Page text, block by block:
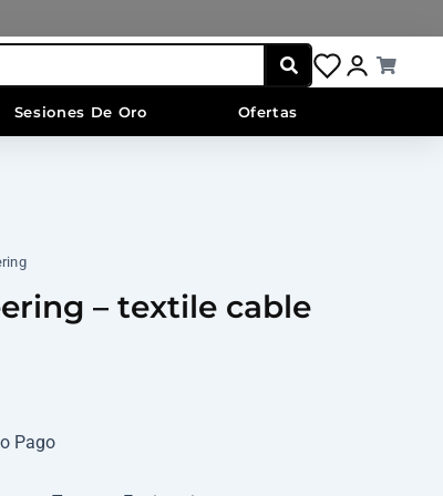
Sesiones De Oro Ofertas
Cart
– textile cable
Pago